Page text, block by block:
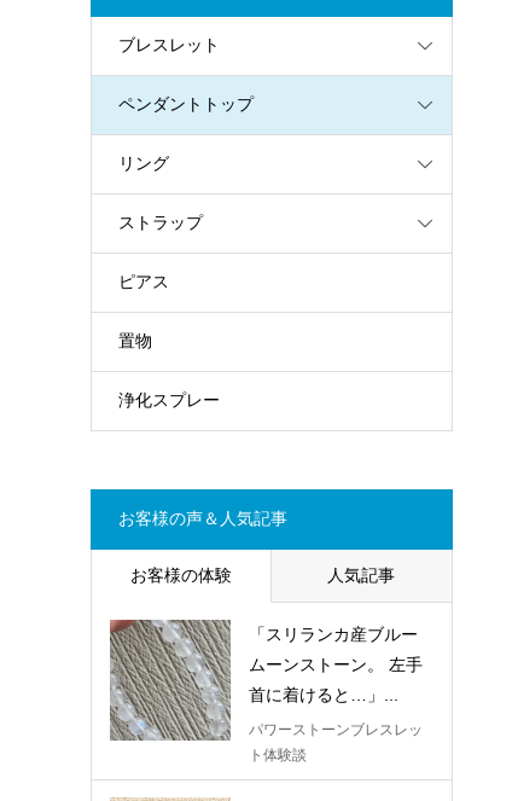
ブレスレット
ペンダントトップ
リング
ストラップ
ピアス
置物
浄化スプレー
お客様の声＆人気記事
お客様の体験 人気記事
「スリランカ産ブルー
ムーンストーン。 左手
首に着けると…」...
パワーストーンブレスレッ
ト体験談